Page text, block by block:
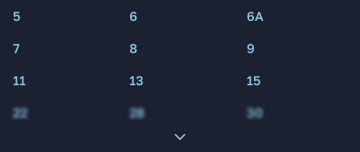
5
6
6А
7
8
9
11
13
15
22
28 30